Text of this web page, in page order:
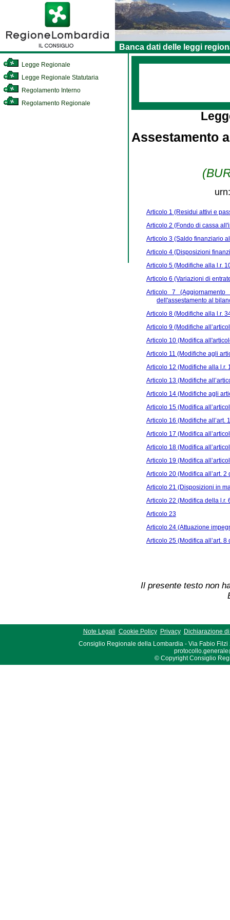
Banca dati delle leggi
Legge Regionale
Legge Regionale Statutaria
Regolamento Interno
Regolamento Regionale
Assestamento
Articolo 1 (Residui attivi e
Articolo 2 (Fondo di cassa
Articolo 3 (Saldo finanziario
Articolo 4 (Disposizioni
Articolo 5 (Modifiche alla l.r.
Articolo 6 (Variazioni di
Articolo 7
dell'assestamento al
Articolo 8 (Modifiche alla l.r.
Articolo 9 (Modifiche
Articolo 10 (Modifica
Articolo 11 (Modifiche agli
Articolo 12 (Modifiche alla l.r.
Articolo 13 (Modifiche
Articolo 14 (Modifiche agli
Articolo 15 (Modifica
Articolo 16 (Modifiche all’art.
Articolo 17 (Modifica
Articolo 18 (Modifica
Articolo 19 (Modifica
Articolo 20 (Modifica all’art. 2
Articolo 21 (Disposizioni in
Articolo 22 (Modifica della l.r.
Articolo 23
Articolo 24 (Attuazione
Articolo 25 (Modifica all’art. 8
Il presente testo non
Note Legali Cookie Policy Privacy
Dichiarazione
Consiglio Regionale della Lombardia - Via Fabio Filzi
© Copyright Consiglio